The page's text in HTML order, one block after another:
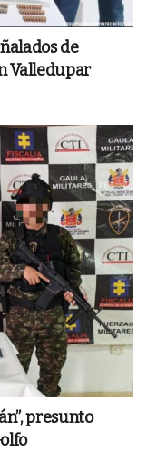
de
Valledupar
presunto